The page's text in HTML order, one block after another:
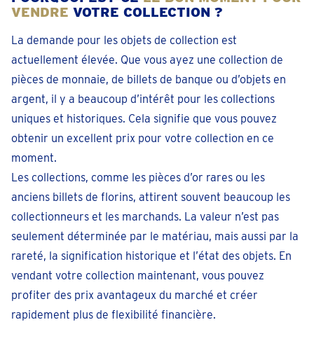
Fermé• lundi pour 09:30
Prendre un rendez-vous
Diest
Koningin Astridlaan 2
Fermé • lundi pour 09:30
téléphoner 013 48 01 48
Prendre un rendez-vous
Dilbeek
Ninoofsesteenweg 142
Fermé• lundi pour 09:30
téléphoner 028-941347
Prendre un rendez-vous
VENDRE VOTRE COLLECTION ?
La demande pour les objets de collection est
actuellement élevée. Que vous ayez une collection de
pièces de monnaie, de billets de banque ou d’objets en
argent, il y a beaucoup d’intérêt pour les collections
uniques et historiques. Cela signifie que vous pouvez
obtenir un excellent prix pour votre collection en ce
moment.
Les collections, comme les pièces d’or rares ou les
anciens billets de florins, attirent souvent beaucoup les
collectionneurs et les marchands. La valeur n’est pas
seulement déterminée par le matériau, mais aussi par la
rareté, la signification historique et l’état des objets. En
vendant votre collection maintenant, vous pouvez
profiter des prix avantageux du marché et créer
rapidement plus de flexibilité financière.